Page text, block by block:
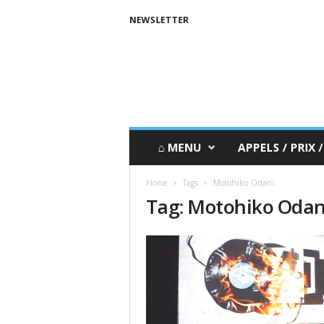
NEWSLETTER
⌂ MENU APPELS / PRIX
Home Tags Motohiko Odani
Tag: Motohiko